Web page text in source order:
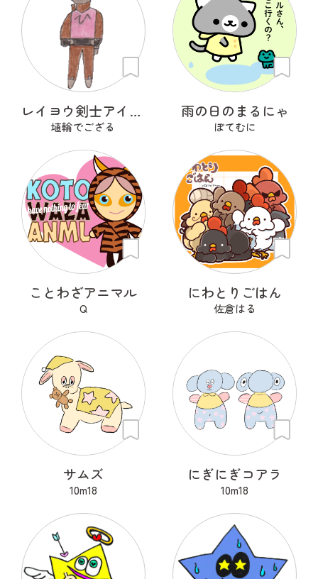
レイヨウ剣士アイベクサー
埴輪でござる
雨の日のまるにゃ
ぽてむに
ことわざアニマル
Q
にわとりごはん
佐倉はる
サムズ
10m18
にぎにぎコアラ
10m18